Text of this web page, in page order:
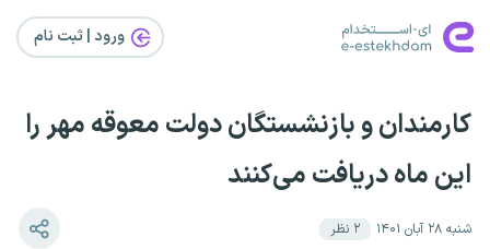
ورود | ثبت‌ نام
کارمندان و بازنشستگان دولت معوقه مهر را
این ماه دریافت می‌کنند
شنبه ۲۸ آبان ۱۴۰۱ ۲ نظر